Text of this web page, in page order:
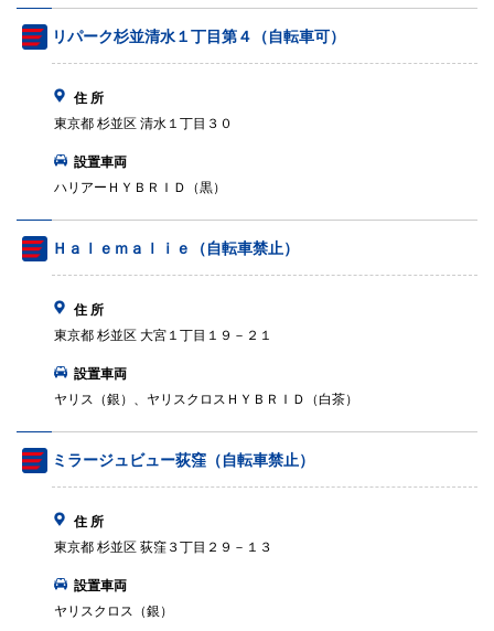
リパーク杉並清水１丁目第４（自転車可）
住 所
東京都 杉並区 清水１丁目３０
設置車両
ハリアーＨＹＢＲＩＤ（黒）
Ｈａｌｅｍａｌｉｅ（自転車禁止）
住 所
東京都 杉並区 大宮１丁目１９－２１
設置車両
ヤリス（銀）、ヤリスクロスＨＹＢＲＩＤ（白茶）
ミラージュビュー荻窪（自転車禁止）
住 所
東京都 杉並区 荻窪３丁目２９－１３
設置車両
ヤリスクロス（銀）